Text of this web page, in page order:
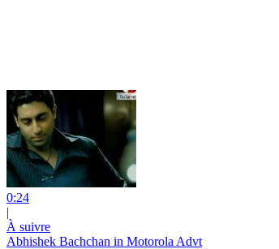
0:24
|
À suivre
Abhishek Bachchan in Motorola Advt